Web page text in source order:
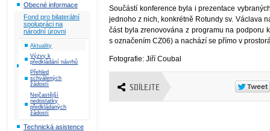
Obecné informace
Fond pro bilaterální
spolupráci na
národní úrovni
Aktuality
Výzvy k
předkládání návrhů
Přehled
schválených
žádostí
Nejčastější
nedostatky
předkládaných
žádostí
Technická asistence
Součástí konference byla i prezentace
jednoho z nich, konkrétně Rotundy sv. Václava
část byla zrenovována z programu na podporu
s označením CZ06) a nachází se přímo v
Fotografie: Jiří Coubal
SDÍLEJTE